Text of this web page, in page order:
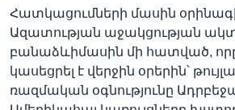
Հատկացումների մասին
Ազատության աջակցության
բանաձևիմասին մի հատված,
կասեցրել է վերջին օրերին՝
ռազմական օգնությունը